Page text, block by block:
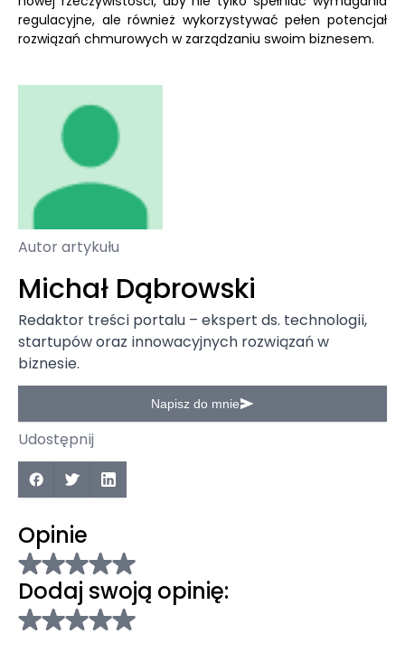
regulacyjne, ale również wykorzystywać pełen potencjał
rozwiązań chmurowych w zarządzaniu swoim biznesem.
Autor artykułu
Michał Dąbrowski
Redaktor treści portalu – ekspert ds. technologii,
startupów oraz innowacyjnych rozwiązań w
biznesie.
Napisz do mnie
Udostępnij
Opinie
Dodaj swoją opinię: